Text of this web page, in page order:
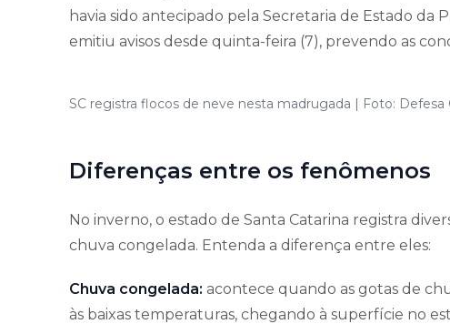
havia sido antecipado pela Secretaria de Estado da
emitiu avisos desde quinta-feira (7), prevendo as
SC registra flocos de neve nesta madrugada | Foto: Defesa
Diferenças entre os fenômenos
No inverno, o estado de Santa Catarina registra
chuva congelada. Entenda a diferença entre eles:
Chuva congelada: acontece quando as gotas de
às baixas temperaturas, chegando à superfície no